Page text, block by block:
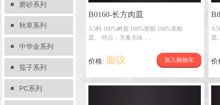
磨砂系列
秋草系列
中华金系列
茄子系列
PC系列
B0160-长方肉皿
A5料 100%树脂 100%密胺 100%美耐
皿。 特点：无毒无味，...
价格: 面议 加入购物车
A5
皿